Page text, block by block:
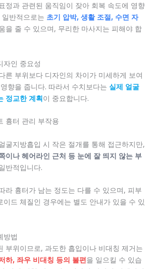
정과 관련된 움직임이 잦아 회복 속도에 영향
반적으로는 초기 압박, 생활 조절, 수면 자
을 줄 수 있으며, 무리한 마사지는 피해야 합
자인 중요성
른 부위보다 디자인의 차이가 미세하게 보여
향을 줍니다. 따라서 수치보다는 실제 얼굴
정교한 계획이 중요합니다.
흉터 관리 부작용
굴지방흡입 시 작은 절개를 통해 접근하지만,
이나 헤어라인 근처 등 눈에 잘 띄지 않는 부
반적입니다.
라 흉터가 남는 정도는 다를 수 있으며, 피부
이드 체질인 경우에는 별도 안내가 있을 수 있
방법
부위이므로, 과도한 흡입이나 비대칭 제거는
하, 좌우 비대칭 등의 불편을 일으킬 수 있습